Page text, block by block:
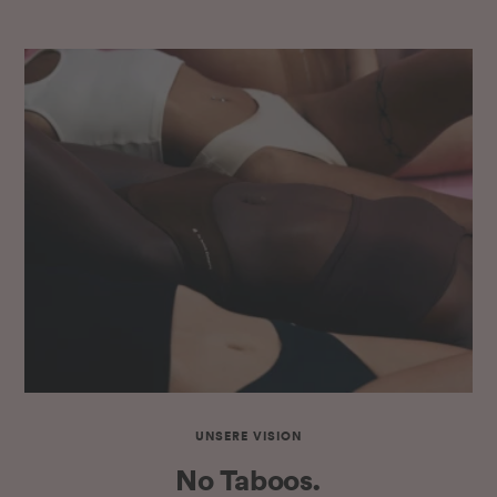
UNSERE VISION
No Taboos.